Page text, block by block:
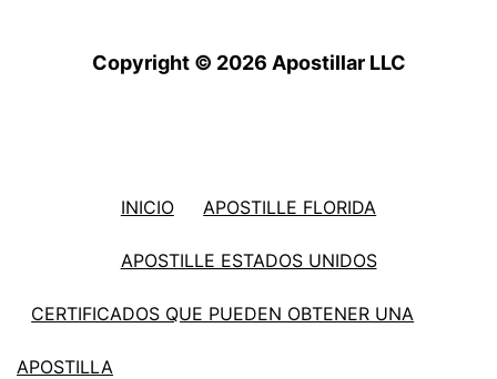
Copyright © 2026 Apostillar LLC
INICIO APOSTILLE FLORIDA
APOSTILLE ESTADOS UNIDOS
CERTIFICADOS QUE PUEDEN OBTENER UNA
APOSTILLA